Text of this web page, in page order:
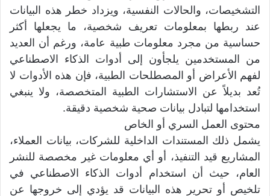
التشخيصات، والحالات النفسية، ويزداد خطر هذه البيانات
عند ربطها بمعلومات تعريف شخصية، ما يجعلها أكثر
حساسية من مجرد معلومات طبية عامة، ورغم أن العديد
من المستخدمين يلجأون إلى أدوات الذكاء الاصطناعي
لفهم الأعراض أو المصطلحات الطبية، فإن هذه الأدوات لا
تُعد بديلاً عن الاستشارات الطبية المتخصصة، ولا ينبغي
استخدامها لتبادل بيانات صحية شخصية دقيقة.
محتوى العمل السري أو الخاص
يشمل ذلك المستندات الداخلية للشركات، بيانات العملاء،
المشاريع قيد التنفيذ، أو أي معلومات غير مخصصة للنشر
العام، حيث أن استخدام أدوات الذكاء الاصطناعي في
تلخيص أو تحرير هذه البيانات قد يؤدي إلى خروجها عن